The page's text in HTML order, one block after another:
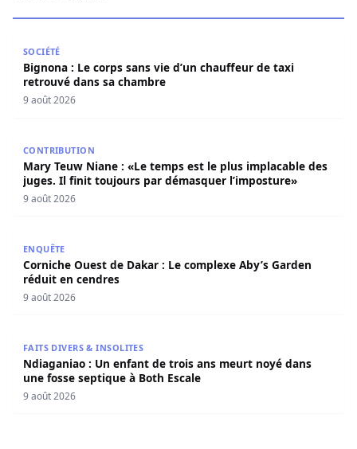
SOCIÉTÉ
Bignona : Le corps sans vie d’un chauffeur de taxi
retrouvé dans sa chambre
9 août 2026
CONTRIBUTION
Mary Teuw Niane : «Le temps est le plus implacable des
juges. Il finit toujours par démasquer l’imposture»
9 août 2026
ENQUÊTE
Corniche Ouest de Dakar : Le complexe Aby’s Garden
réduit en cendres
9 août 2026
FAITS DIVERS & INSOLITES
Ndiaganiao : Un enfant de trois ans meurt noyé dans
une fosse septique à Both Escale
9 août 2026